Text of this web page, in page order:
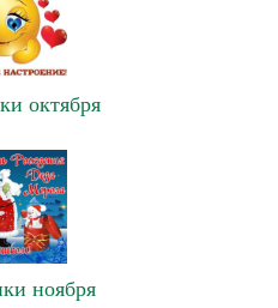
октября
ноября